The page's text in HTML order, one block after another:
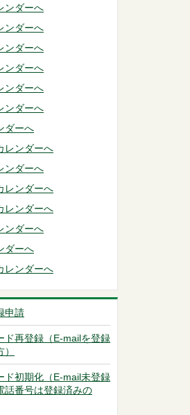
ンダーへ
ンダーへ
ンダーへ
ンダーへ
ンダーへ
ンダーへ
ダーへ
レンダーへ
ンダーへ
レンダーへ
レンダーへ
ンダーへ
ダーへ
レンダーへ
申請
ド再登録（E-mailを登録
ド初期化（E-mail未登録
話番号は登録済みの